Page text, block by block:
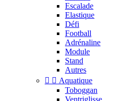
Escalade
Elastique
Défi
Football
Adrénaline
Module
Stand
Autres
  Aquatique
Toboggan
Ventriglisse